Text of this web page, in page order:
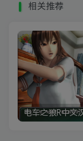
相关推荐